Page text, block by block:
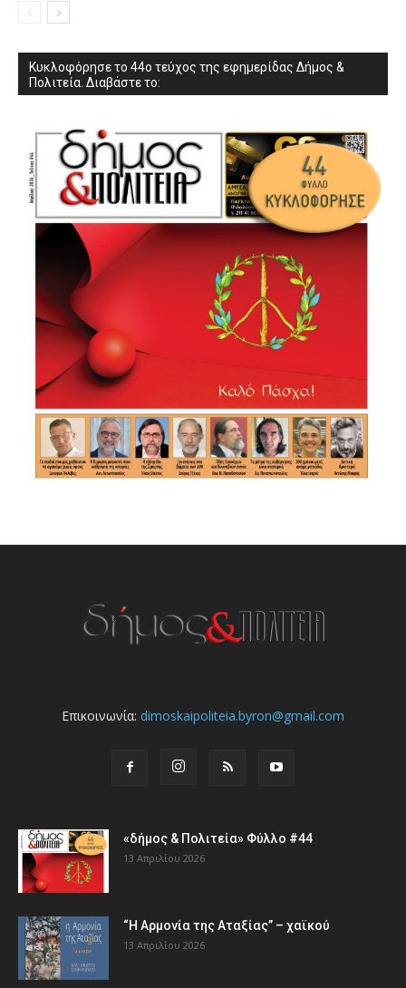
Κυκλοφόρησε το 44ο τεύχος της εφημερίδας Δήμος &
Πολιτεία. Διαβάστε το:
Επικοινωνία: dimoskaipoliteia.byron@gmail.com
«δήμος & Πολιτεία» Φύλλο #44
13 Απριλίου 2026
“Η Αρμονία της Αταξίας” – χαϊκού
13 Απριλίου 2026